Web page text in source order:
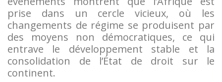
prise dans un cercle vicieux, où les
changements de régime se produisent par
des moyens non démocratiques, ce qui
entrave le développement stable et la
consolidation de l’État de droit sur le
continent.